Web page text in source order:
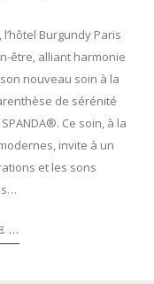
Burgundy Paris
être, alliant harmonie
nouveau soin à la
de sérénité
Ce soin, à la
invite à un
et les sons
...